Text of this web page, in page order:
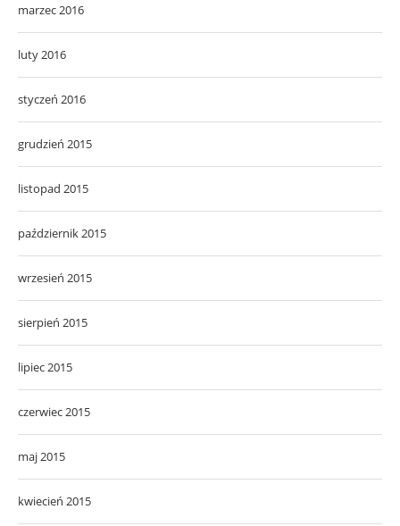
marzec 2016
luty 2016
styczeń 2016
grudzień 2015
listopad 2015
październik 2015
wrzesień 2015
sierpień 2015
lipiec 2015
czerwiec 2015
maj 2015
kwiecień 2015